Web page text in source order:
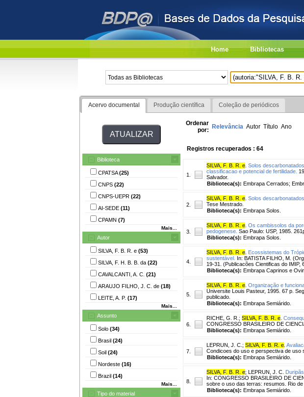
Home Bibliotecas
Acervo documental Produção científica Coleção de periódicos
Biblioteca
CPATSA(25)
CNPS (22)
CNPS-UEPR (22)
AI-SEDE (11)
CPAMN (7)
Mais...
Autor
SILVA, F. B. R. e (53)
SILVA, F. H. B. B. da (22)
CAVALCANTI, A. C. (21)
ARAUJO FILHO, J. C. de (18)
LEITE, A. P. (17)
Mais...
Assunto
Solo (34)
Brasil (24)
Soil (24)
Nordeste (16)
Brazil (14)
Mais...
Tipo do material
Ordenar
por: Relevância Autor Título Ano
Registros recuperados : 64
1.
SILVA, F. B. R. e Solos
classificacao e potencial de fertilidade.
Salvador.
Biblioteca(s): Embrapa Cerrados;
2.
SILVA, F. B. R. e Solos
Tese Mestrado.
Biblioteca(s): Embrapa Solos.
3.
SILVA, F. B. R. e Os cambissolos da
pedogenese. Sao Paulo: USP, 1985.
Biblioteca(s): Embrapa Solos.
4.
SILVA, F. B. R. e Ecossistemas do
sustentável. In: BATISTA FILHO, M.
19-31. (Publicacões Cientificas do IMIP,
Biblioteca(s): Embrapa Caprinos e
5.
SILVA, F. B. R. e Organização e
Universite Louis Pasteur, 1995. 67 p.
publicado.
Biblioteca(s): Embrapa Semiárido.
6.
RICHE, G. R. ; SILVA, F. B. R. e
CONGRESSO BRASILEIRO DE
Biblioteca(s): Embrapa Semiárido.
7.
LEPRUN, J. C. ; SILVA, F. B. R. e
Condicoes do uso e perspectiva de uso
Biblioteca(s): Embrapa Semiárido.
8.
SILVA, F. B. R. e; LEPRUN, J. C.
In: CONGRESSO BRASILEIRO DE
sobre o uso das terras: resumos. Rio de
Biblioteca(s): Embrapa Semiárido.